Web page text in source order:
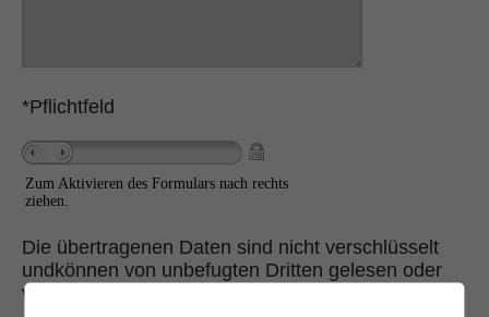
*Pflichtfeld
Zum Aktivieren des Formulars nach rechts
ziehen.
Die übertragenen Daten sind nicht verschlüsselt
undkönnen von unbefugten Dritten gelesen oder
verändert werden.